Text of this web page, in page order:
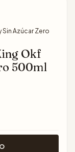
Sin Azúcar Zero
Okf
500ml